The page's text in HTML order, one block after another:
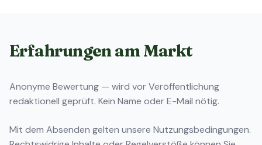
Erfahrungen am Markt
Anonyme Bewertung — wird vor Veröffentlichung
redaktionell geprüft. Kein Name oder E-Mail nötig.
Mit dem Absenden gelten unsere Nutzungsbedingungen.